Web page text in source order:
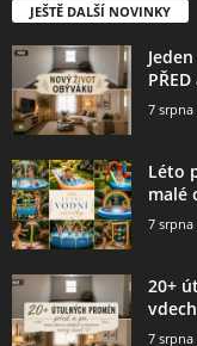
JEŠTĚ DALŠÍ NOVINKY
7 srpna
Léto
malé
7 srpna
20+
7 srpna